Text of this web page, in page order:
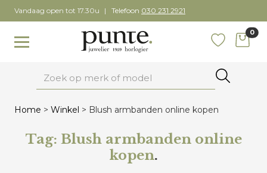
Skip
to
content
Vandaag open tot 17.30u Telefoon 030 231 2921
Toggle navigation
0
Home > Winkel > Blush armbanden online kopen
Tag: Blush armbanden online
kopen.